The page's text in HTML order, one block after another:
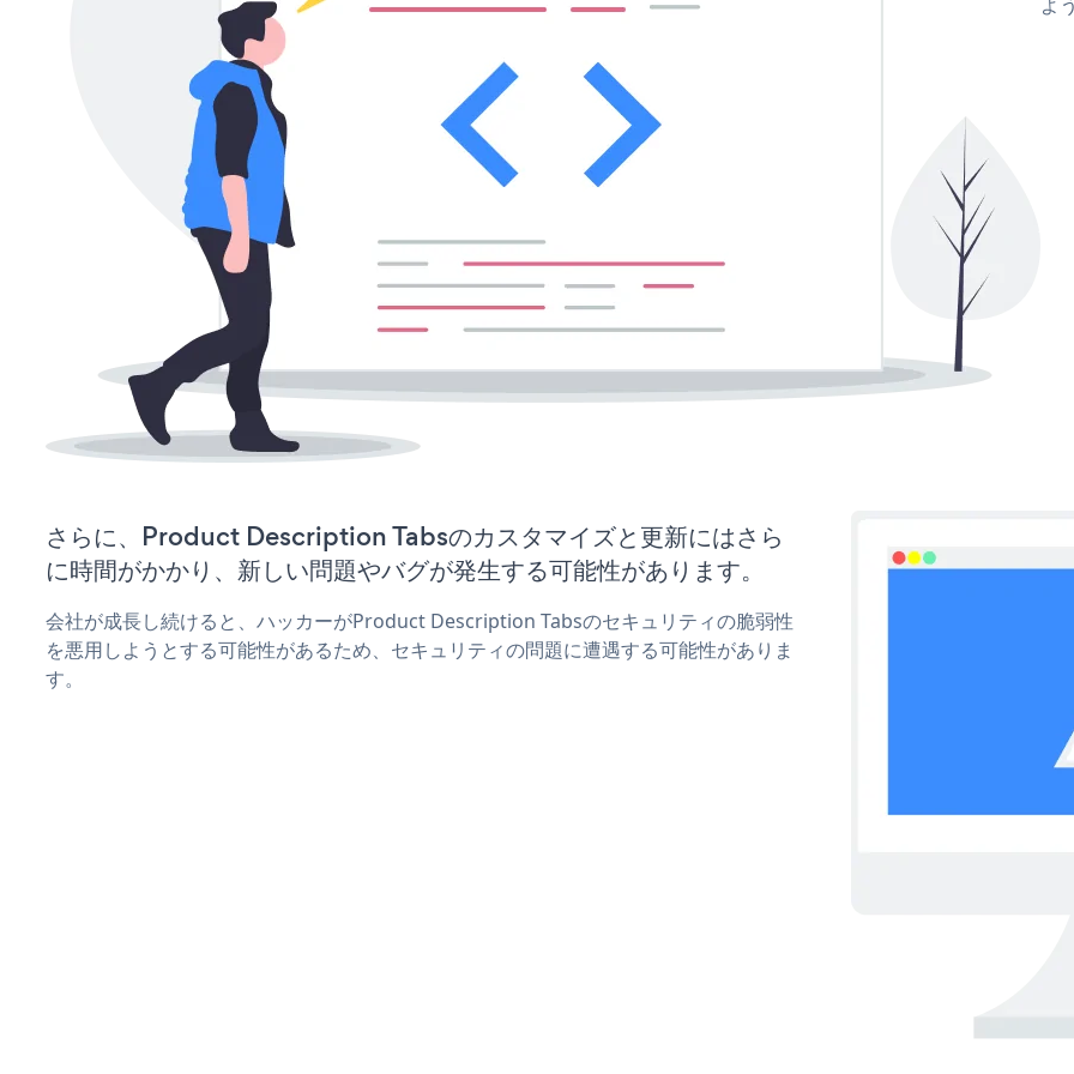
さらに、Product Description Tabsのカスタマイズと更新にはさら
に時間がかかり、新しい問題やバグが発生する可能性があります。
会社が成長し続けると、ハッカーがProduct Description Tabsのセキュリティの脆弱性
を悪用しようとする可能性があるため、セキュリティの問題に遭遇する可能性がありま
す。